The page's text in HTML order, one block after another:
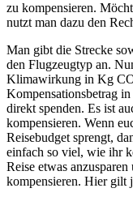
zu kompensieren.
nutzt man dazu den
Man gibt die Strecke
den Flugzeugtyp an.
Klimawirkung in Kg
Kompensationsbetrag
direkt spenden. Es ist
kompensieren. Wenn
Reisebudget sprengt,
einfach so viel, wie ihr
Reise etwas
kompensieren. Hier gilt